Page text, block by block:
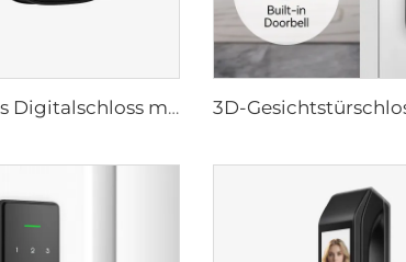
Intelligentes elektrisches Digitalschloss mit Fingerabdruck-Handvenenerkennungskarte für Home Tenon K10 Pro